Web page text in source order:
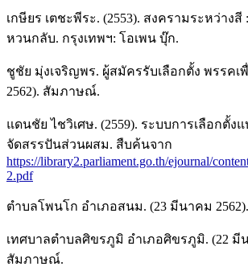
เกษียร เตชะพีระ. (2553). สงครามระหว่าง
หวนกลับ. กรุงเทพฯ: โอเพน บุ๊ก.
ชูชัย มุ่งเจริญพร. ผู้สมัครรับเลือกตั้ง พรรคเ
2562). สัมภาษณ์.
แดนชัย ไชวิเศษ. (2559). ระบบการเลือกตั้ง
จัดสรรปันส่วนผสม. สืบค้นจาก
https://library2.parliament.go.th/ejournal/
2.pdf
ตำบลโพนโก อำเภอสนม. (23 มีนาคม
เทศบาลตำบลศิขรภูมิ อำเภอศิขรภูมิ. (22 มี
สัมภาษณ์.